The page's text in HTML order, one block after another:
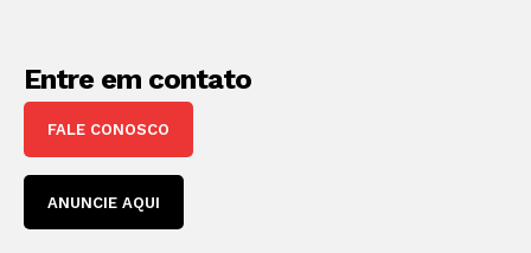
Entre em contato
FALE CONOSCO
ANUNCIE AQUI